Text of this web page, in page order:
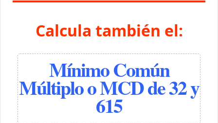
Calcula también el:
Mínimo Común
Múltiplo o MCD de 32 y
615